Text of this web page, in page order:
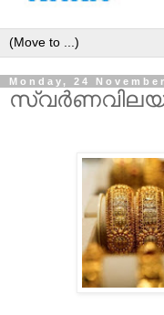
Monday, 24